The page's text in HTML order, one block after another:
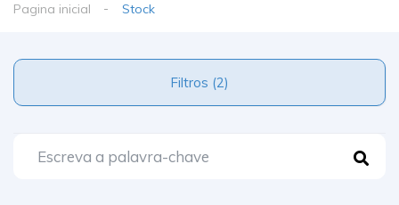
Pagina inicial Stock
Filtros (2)